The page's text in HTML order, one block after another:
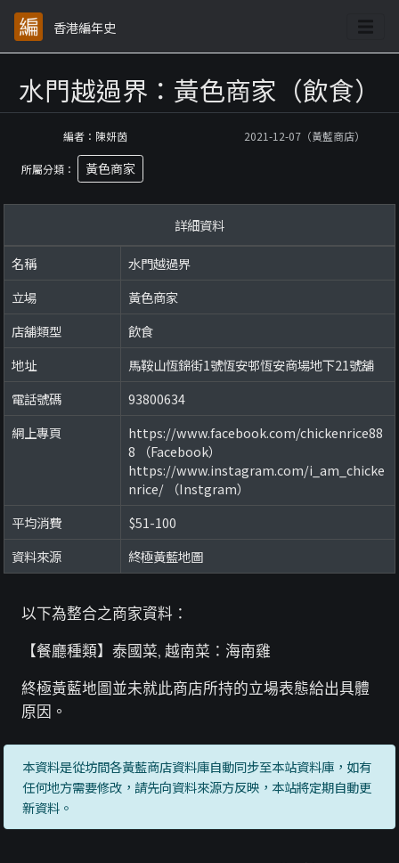
香港編年史
水門越過界：黃色商家（飲食）
編者：陳妍茵 2021-12-07（黃藍商店）
所屬分類： 黃色商家
詳細資料
名稱
水門越過界
立場
黃色商家
店舖類型
飲食
地址
馬鞍山恆錦街1號恆安邨恆安商場地下21號舖
電話號碼
93800634
網上專頁
https://www.facebook.com/chickenrice88
8 （Facebook）
https://www.instagram.com/i_am_chicke
nrice/ （Instgram）
平均消費
$51-100
資料來源
終極黃藍地圖
以下為整合之商家資料：
【餐廳種類】泰國菜, 越南菜：海南雞
終極黃藍地圖並未就此商店所持的立場表態給出具體
原因。
本資料是從坊間各黃藍商店資料庫自動同步至本站資料庫，如有
任何地方需要修改，請先向資料來源方反映，本站將定期自動更
新資料。